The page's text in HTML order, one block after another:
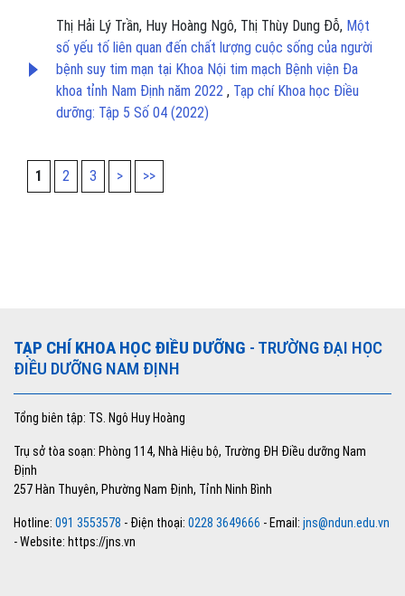
Thị Hải Lý Trần, Huy Hoàng Ngô, Thị Thùy Dung Đỗ, Một
số yếu tố liên quan đến chất lượng cuộc sống của người
bệnh suy tim mạn tại Khoa Nội tim mạch Bệnh viện Đa
khoa tỉnh Nam Định năm 2022 , Tạp chí Khoa học Điều
dưỡng: Tập 5 Số 04 (2022)
1 2 3 > >>
TẠP CHÍ KHOA HỌC ĐIỀU DƯỠNG - TRƯỜNG ĐẠI HỌC
ĐIỀU DƯỠNG NAM ĐỊNH
Tổng biên tập: TS. Ngô Huy Hoàng
Trụ sở tòa soạn: Phòng 114, Nhà Hiệu bộ, Trường ĐH Điều dưỡng Nam
Định
257 Hàn Thuyên, Phường Nam Định, Tỉnh Ninh Bình
Hotline: 091 3553578 - Điện thoại: 0228 3649666 - Email: jns@ndun.edu.vn
- Website: https://jns.vn